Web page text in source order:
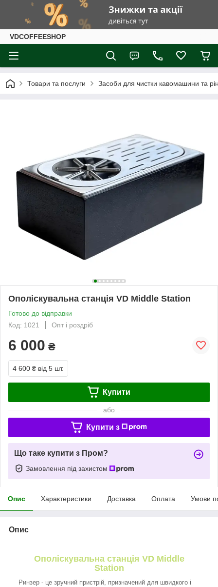
VDCOFFEESHOP
Товари та послуги Засоби для чистки кавомашини та
Ополіскувальна станція VD Middle Station
Готово до відправки
Код: 1021
Опт і роздріб
6 000 ₴
4 600 ₴ від 5 шт.
Купити
або
Купити з
Що таке купити з Пром?
Замовлення під захистом
Опис Характеристики Доставка Оплата Умови
Опис
Ополіскувальна станція VD Middle
Station
Ринзер - це зручний пристрій, призначений для швидкого і